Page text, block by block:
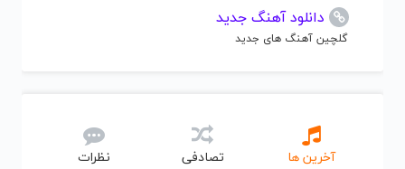
دانلود آهنگ جدید
گلچین آهنگ های جدید
آخرین ها تصادفی نظرات